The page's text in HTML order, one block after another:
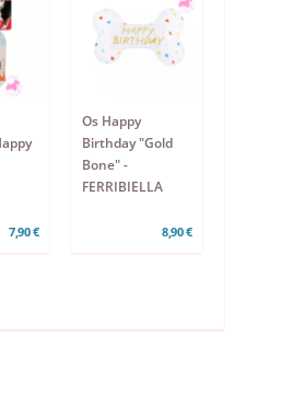
7,90 €
Os Happy
Birthday "Gold
Bone" -
FERRIBIELLA
8,90 €